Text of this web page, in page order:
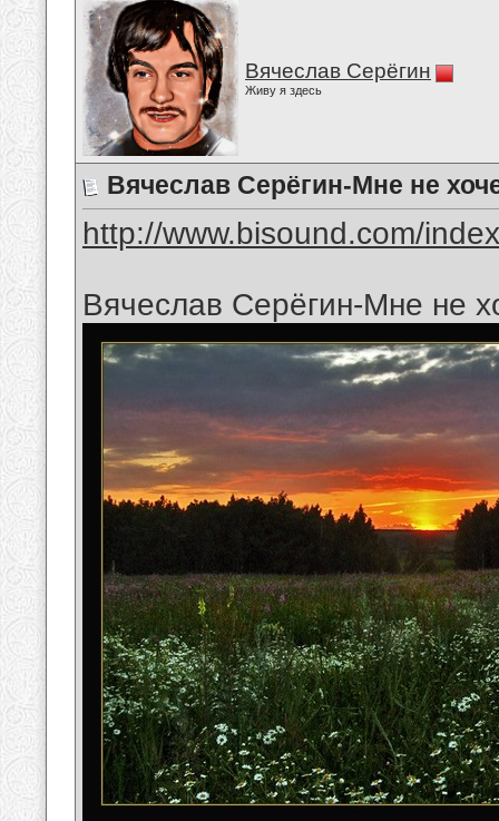
Вячеслав Серёгин
Живу я здесь
Вячеслав Серёгин-Мне не
http://www.bisound.com/
Вячеслав Серёгин-Мне не